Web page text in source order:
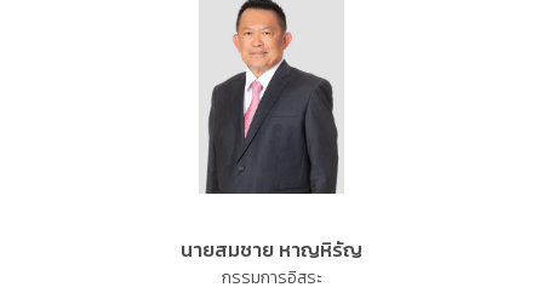
นายสมชาย หาญหิรัญ
กรรมการอิสระ